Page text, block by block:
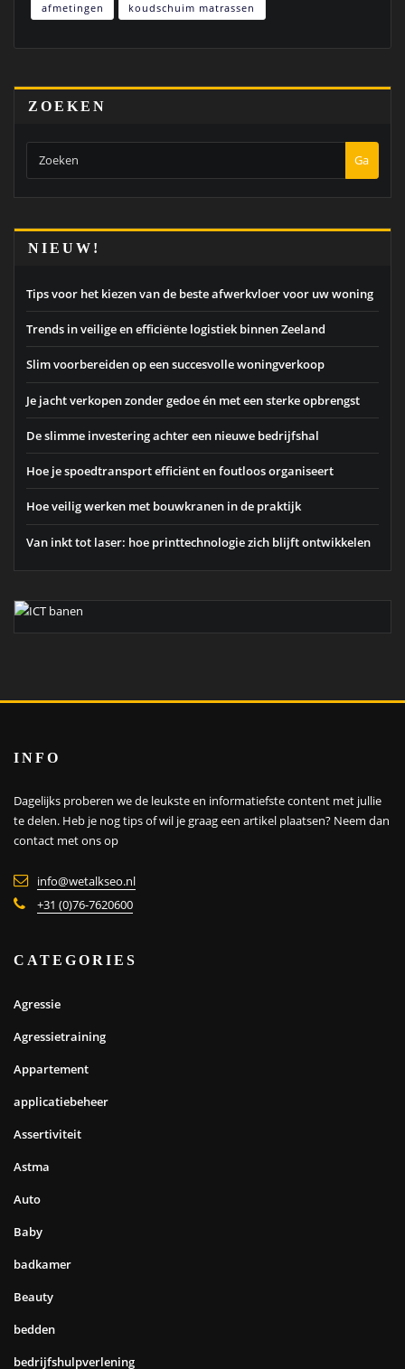
afmetingen koudschuim matrassen
ZOEKEN
Ga
NIEUW!
Tips voor het kiezen van de beste afwerkvloer voor uw woning
Trends in veilige en efficiënte logistiek binnen Zeeland
Slim voorbereiden op een succesvolle woningverkoop
Je jacht verkopen zonder gedoe én met een sterke opbrengst
De slimme investering achter een nieuwe bedrijfshal
Hoe je spoedtransport efficiënt en foutloos organiseert
Hoe veilig werken met bouwkranen in de praktijk
Van inkt tot laser: hoe printtechnologie zich blijft ontwikkelen
INFO
Dagelijks proberen we de leukste en informatiefste content met jullie
te delen. Heb je nog tips of wil je graag een artikel plaatsen? Neem dan
contact met ons op
info@wetalkseo.nl
+31 (0)76-7620600
CATEGORIES
Agressie
Agressietraining
Appartement
applicatiebeheer
Assertiviteit
Astma
Auto
Baby
badkamer
Beauty
bedden
bedrijfshulpverlening